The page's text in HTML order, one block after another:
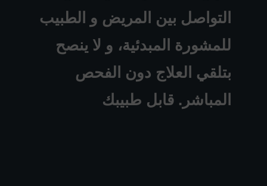
التواصل بين المريض و الطبيب
للمشورة المبدئية، و لا ينصح
بتلقي العلاج دون الفحص
المباشر. قابل طبيبك